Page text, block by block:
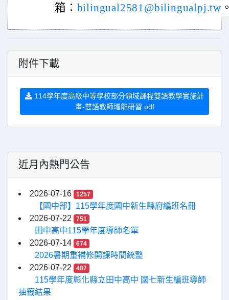
箱： bilingual2581@bilingualpj.tw
附件下載
114學年度高級中等學校部分領域課程雙語教學實施計
畫-雙語教師增能研習.pdf
近月內熱門公告
2026-07-16 1257
【國中部】115學年度國中新生縣府編班名冊
2026-07-22
751
田中高中115學年度導師名單
2026-07-14
674
2026暑期重補修開課時間統整
2026-07-22
487
115學年度彰化縣立田中高中 國七新生編班導師
抽籤結果